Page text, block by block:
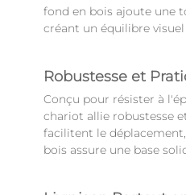
fond en bois ajoute une
créant un équilibre visuel
Robustesse et
Conçu pour résister à
chariot allie robustesse
facilitent le
bois assure une base